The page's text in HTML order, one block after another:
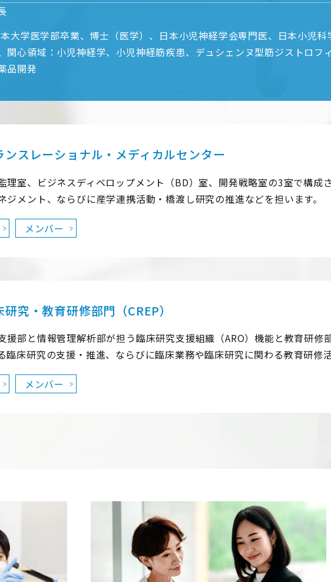
大学医学部卒業、博士（医学）、日本小児神経学会専門医、日本小児
関心領域：小児神経学、小児神経筋疾患、デュシェンヌ型筋ジストロ
品開発
ンスレーショナル・メディカルセンター
理室、ビジネスディベロップメント（BD）室、開発戦略室の3室で構成
ジメント、ならびに産学連携活動・橋渡し研究の推進などを担います。
メンバー
研究・教育研修部門（CREP）
援部と情報管理解析部が担う臨床研究支援組織（ARO）機能と教育研
臨床研究の支援・推進、ならびに臨床業務や臨床研究に関わる教育研修
メンバー